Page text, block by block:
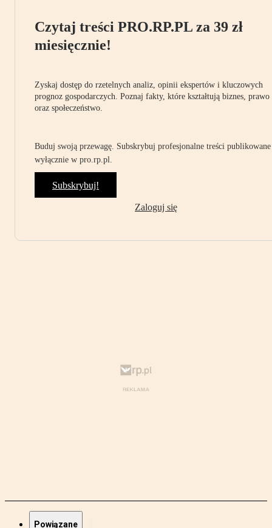
Czytaj treści PRO.RP.PL za 39 zł
miesięcznie!
Zyskaj dostęp do rzetelnych analiz, opinii ekspertów i kluczowych
prognoz gospodarczych. Poznaj fakty, które kształtują biznes, prawo
oraz społeczeństwo.
Buduj swoją przewagę. Subskrybuj profesjonalne treści publikowane
wyłącznie w pro.rp.pl.
Subskrybuj!
Zaloguj się
Powiązane